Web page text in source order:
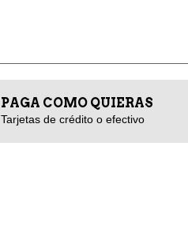
PAGA COMO QUIERAS
Tarjetas de crédito o efectivo